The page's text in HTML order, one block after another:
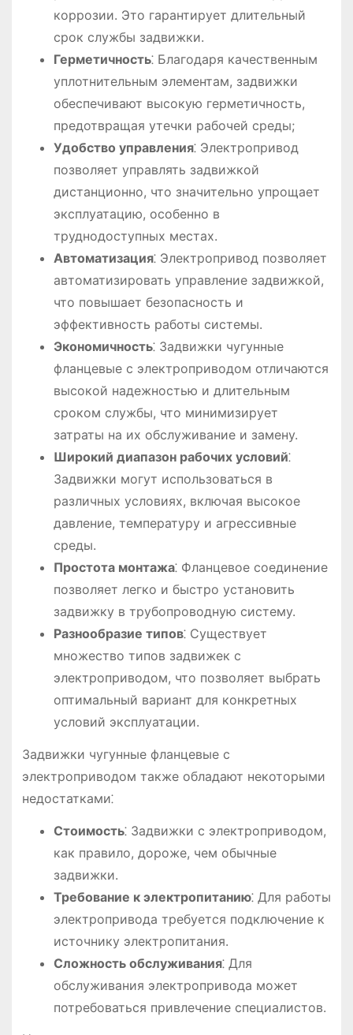
коррозии. Это гарантирует длительный
срок службы задвижки.
Герметичность⁚ Благодаря качественным
уплотнительным элементам, задвижки
обеспечивают высокую герметичность,
предотвращая утечки рабочей среды;
Удобство управления⁚ Электропривод
позволяет управлять задвижкой
дистанционно, что значительно упрощает
эксплуатацию, особенно в
труднодоступных местах.
Автоматизация⁚ Электропривод позволяет
автоматизировать управление задвижкой,
что повышает безопасность и
эффективность работы системы.
Экономичность⁚ Задвижки чугунные
фланцевые с электроприводом отличаются
высокой надежностью и длительным
сроком службы, что минимизирует
затраты на их обслуживание и замену.
Широкий диапазон рабочих условий⁚
Задвижки могут использоваться в
различных условиях, включая высокое
давление, температуру и агрессивные
среды.
Простота монтажа⁚ Фланцевое соединение
позволяет легко и быстро установить
задвижку в трубопроводную систему.
Разнообразие типов⁚ Существует
множество типов задвижек с
электроприводом, что позволяет выбрать
оптимальный вариант для конкретных
условий эксплуатации.
Задвижки чугунные фланцевые с
электроприводом также обладают некоторыми
недостатками⁚
Стоимость⁚ Задвижки с электроприводом,
как правило, дороже, чем обычные
задвижки.
Требование к электропитанию⁚ Для работы
электропривода требуется подключение к
источнику электропитания.
Сложность обслуживания⁚ Для
обслуживания электропривода может
потребоваться привлечение специалистов.